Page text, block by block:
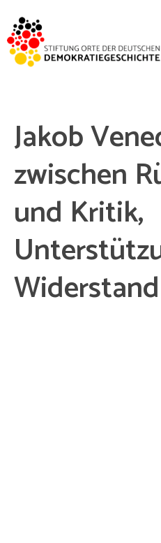
Jakob
zwischen
und Kritik,
Widerstand